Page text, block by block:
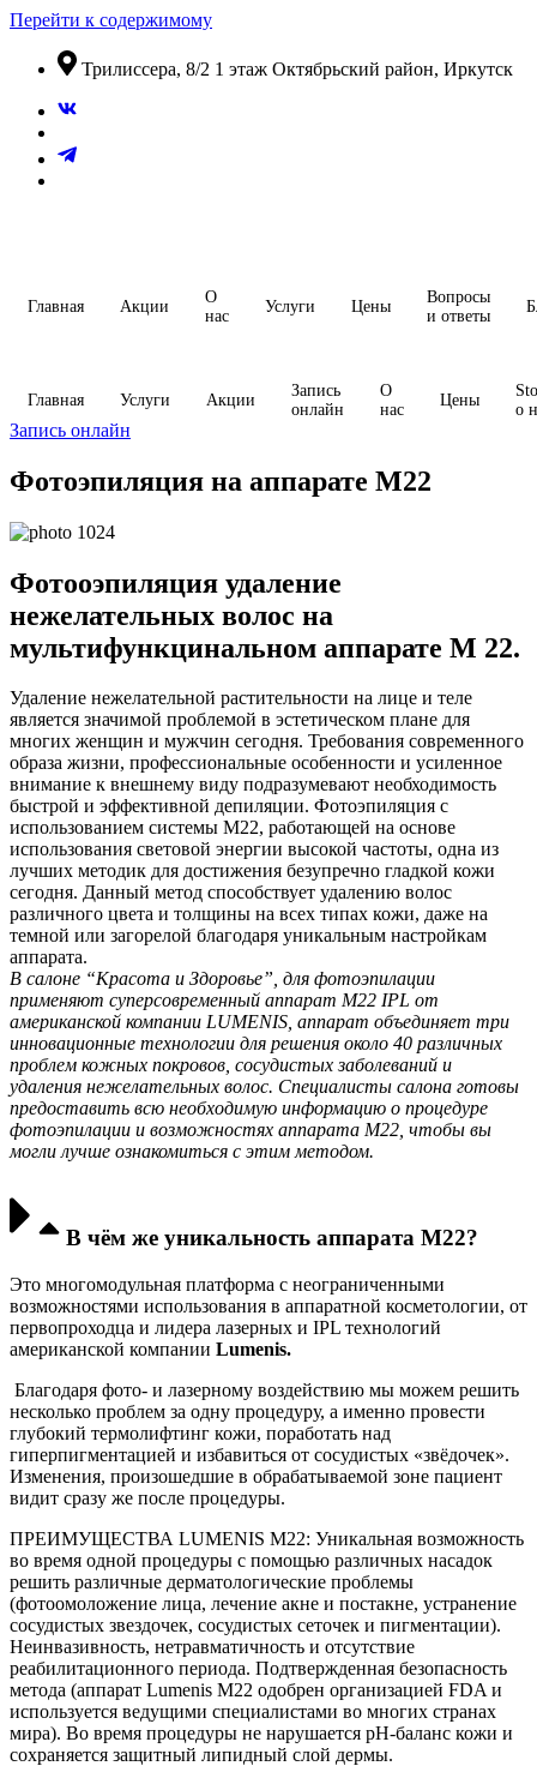
Перейти к содержимому
​Трилиссера, 8/2​ 1 этаж​ Октябрьский район, Иркутск
Главная Акции
О
нас
Услуги Цены
Вопросы
и ответы
Главная Услуги Акции
Запись
онлайн
О
нас
Цены
о
Запись онлайн
Фотоэпиляция на аппарате М22
Фотооэпиляция удаление
нежелательных волос на
мультифункцинальном аппарате М 22.
Удаление нежелательной растительности на лице и теле
является значимой проблемой в эстетическом плане для
многих женщин и мужчин сегодня. Требования современного
образа жизни, профессиональные особенности и усиленное
внимание к внешнему виду подразумевают необходимость
быстрой и эффективной депиляции. Фотоэпиляция с
использованием системы М22, работающей на основе
использования световой энергии высокой частоты, одна из
лучших методик для достижения безупречно гладкой кожи
сегодня. Данный метод способствует удалению волос
различного цвета и толщины на всех типах кожи, даже на
темной или загорелой благодаря уникальным настройкам
аппарата.
В салоне “Красота и Здоровье”, для фотоэпилации
применяют суперсовременный аппарат М22 IPL от
американской компании LUMENIS, аппарат объединяет три
инновационные технологии для решения около 40 различных
проблем кожных покровов, сосудистых заболеваний и
удаления нежелательных волос. Специалисты салона готовы
предоставить всю необходимую информацию о процедуре
фотоэпилации и возможностях аппарата М22, чтобы вы
могли лучше ознакомиться с этим методом.
В чём же уникальность аппарата М22?
Это многомодульная платформа с неограниченными
возможностями использования в аппаратной косметологии, от
первопроходца и лидера лазерных и IPL технологий
американской компании Lumenis.
Благодаря фото- и лазерному воздействию мы можем решить
несколько проблем за одну процедуру, а именно провести
глубокий термолифтинг кожи, поработать над
гиперпигментацией и избавиться от сосудистых «звёдочек».
Изменения, произошедшие в обрабатываемой зоне пациент
видит сразу же после процедуры.
ПРЕИМУЩЕСТВА LUMENIS M22: Уникальная возможность
во время одной процедуры с помощью различных насадок
решить различные дерматологические проблемы
(фотоомоложение лица, лечение акне и постакне, устранение
сосудистых звездочек, сосудистых сеточек и пигментации).
Неинвазивность, нетравматичность и отсутствие
реабилитационного периода. Подтвержденная безопасность
метода (аппарат Lumenis M22 одобрен организацией FDA и
используется ведущими специалистами во многих странах
мира). Во время процедуры не нарушается pH-баланс кожи и
сохраняется защитный липидный слой дермы.